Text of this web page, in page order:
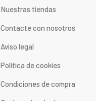
Nuestras tiendas
Contacte con nosotros
Aviso legal
Política de cookies
Condiciones de compra